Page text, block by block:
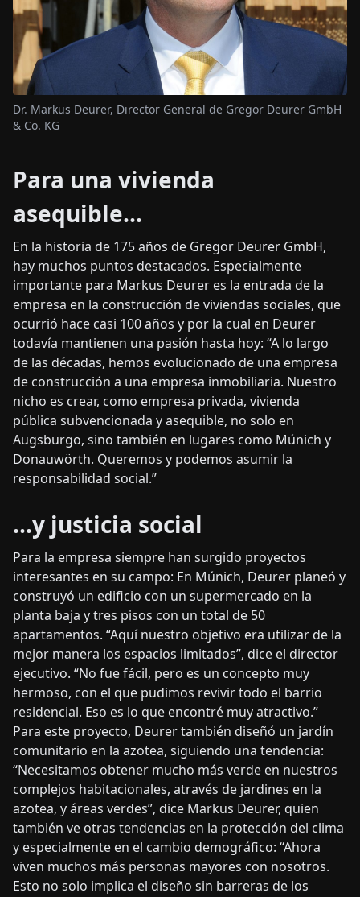
Dr. Markus Deurer, Director General de Gregor Deurer GmbH
& Co. KG
Para una vivienda
asequible...
En la historia de 175 años de Gregor Deurer GmbH,
hay muchos puntos destacados. Especialmente
importante para Markus Deurer es la entrada de la
empresa en la construcción de viviendas sociales, que
ocurrió hace casi 100 años y por la cual en Deurer
todavía mantienen una pasión hasta hoy: “A lo largo
de las décadas, hemos evolucionado de una empresa
de construcción a una empresa inmobiliaria. Nuestro
nicho es crear, como empresa privada, vivienda
pública subvencionada y asequible, no solo en
Augsburgo, sino también en lugares como Múnich y
Donauwörth. Queremos y podemos asumir la
responsabilidad social.”
...y justicia social
Para la empresa siempre han surgido proyectos
interesantes en su campo: En Múnich, Deurer planeó y
construyó un edificio con un supermercado en la
planta baja y tres pisos con un total de 50
apartamentos. “Aquí nuestro objetivo era utilizar de la
mejor manera los espacios limitados”, dice el director
ejecutivo. “No fue fácil, pero es un concepto muy
hermoso, con el que pudimos revivir todo el barrio
residencial. Eso es lo que encontré muy atractivo.”
Para este proyecto, Deurer también diseñó un jardín
comunitario en la azotea, siguiendo una tendencia:
“Necesitamos obtener mucho más verde en nuestros
complejos habitacionales, através de jardines en la
azotea, y áreas verdes”, dice Markus Deurer, quien
también ve otras tendencias en la protección del clima
y especialmente en el cambio demográfico: “Ahora
viven muchos más personas mayores con nosotros.
Esto no solo implica el diseño sin barreras de los